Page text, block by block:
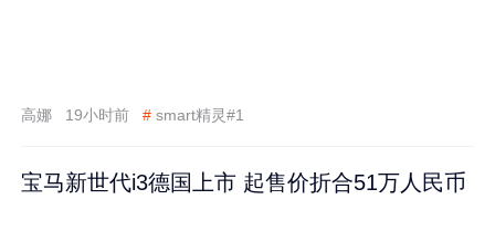
高娜 19小时前 # smart精灵#1
宝马新世代i3德国上市 起售价折合51万人民币